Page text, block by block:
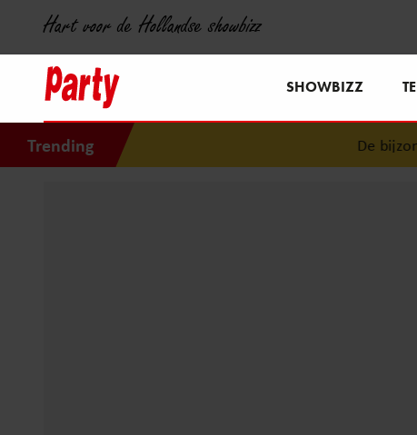
Hart voor de Hollandse showbizz
SHOWBIZZ
Trending De